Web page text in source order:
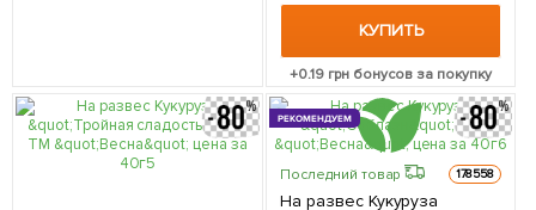
КУПИТЬ
+0.19 грн бонусов за покупку
РЕКОМЕНДУЕМ
Последний товар 178558
На развес Кукуруза